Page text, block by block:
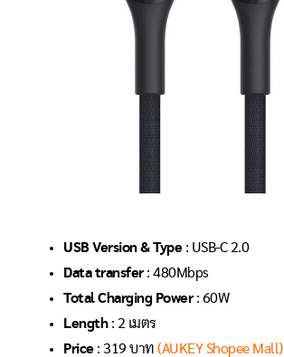
USB Version & Type: USB-C 2.0
Data transfer: 480Mbps
Total Charging Power: 60W
Length: 2 เมตร
Price : 319 บาท (AUKEY Shopee Mall)